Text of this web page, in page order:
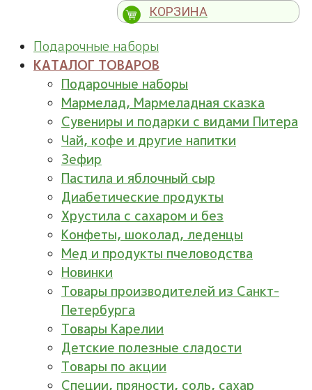
КОРЗИНА
Подарочные наборы
КАТАЛОГ ТОВАРОВ
Подарочные наборы
Мармелад, Мармеладная сказка
Сувениры и подарки с видами Питера
Чай, кофе и другие напитки
Зефир
Пастила и яблочный сыр
Диабетические продукты
Хрустила с сахаром и без
Конфеты, шоколад, леденцы
Мед и продукты пчеловодства
Новинки
Товары производителей из Санкт-
Петербурга
Товары Карелии
Детские полезные сладости
Товары по акции
Специи, пряности, соль, сахар